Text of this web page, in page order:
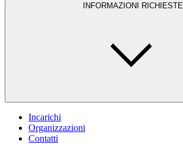
INFORMAZIONI RICHIESTE
Incarichi
Organizzazioni
Contatti